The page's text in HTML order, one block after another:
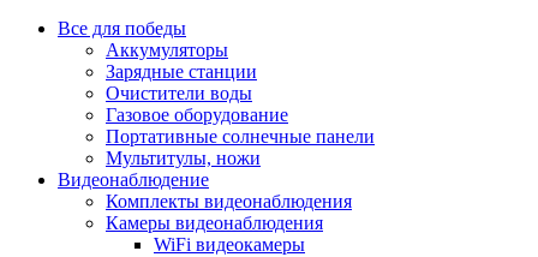
Все для победы
Аккумуляторы
Зарядные станции
Очистители воды
Газовое оборудование
Портативные солнечные панели
Мультитулы, ножи
Видеонаблюдение
Комплекты видеонаблюдения
Камеры видеонаблюдения
WiFi видеокамеры